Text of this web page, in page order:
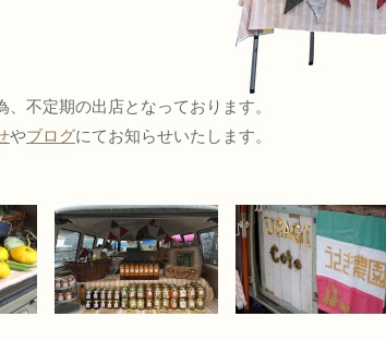
不定期の出店となっております。
やブログにてお知らせいたします。